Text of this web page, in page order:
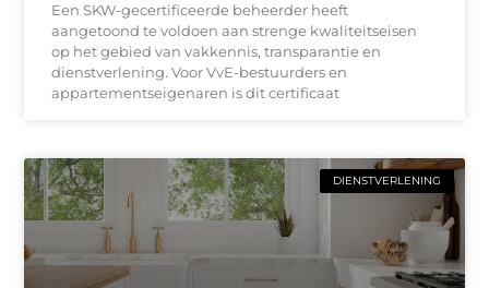
Een SKW-gecertificeerde beheerder heeft
aangetoond te voldoen aan strenge kwaliteitseisen
op het gebied van vakkennis, transparantie en
dienstverlening. Voor VvE-bestuurders en
appartementseigenaren is dit certificaat
DIENSTVERLENING